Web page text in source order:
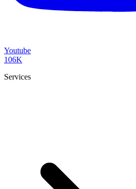
Youtube
106K
Services